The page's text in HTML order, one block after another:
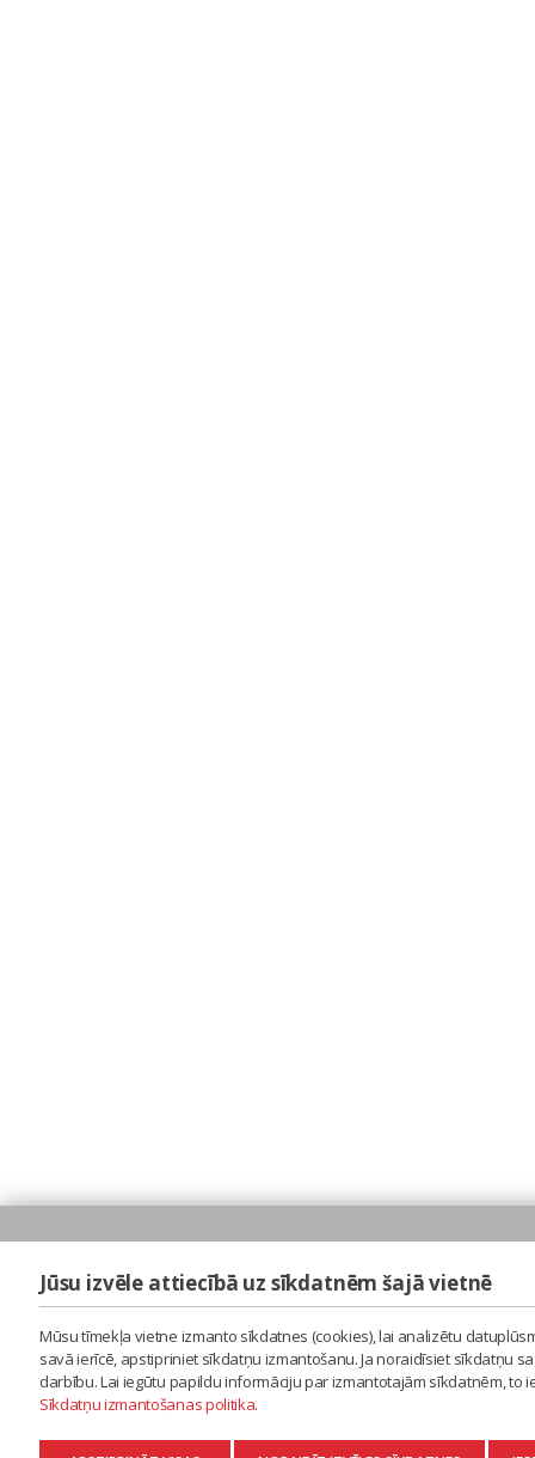
Jūsu izvēle attiecībā uz sīkdatnēm šajā vietnē
Mūsu tīmekļa vietne izmanto sīkdatnes (cookies), lai analizētu
savā ierīcē, apstipriniet sīkdatņu izmantošanu. Ja noraidīsiet sīkdatņu
darbību. Lai iegūtu papildu informāciju par izmantotajām sīkdatnēm,
Sīkdatņu izmantošanas politika.